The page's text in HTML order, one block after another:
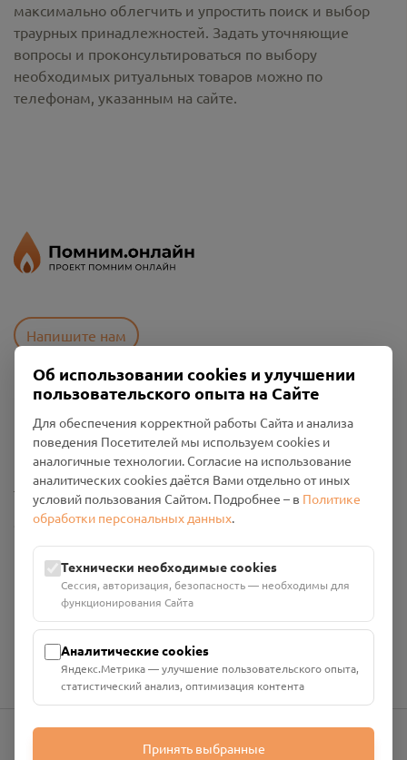
максимально облегчить и упростить поиск и выбор
траурных принадлежностей. Задать уточняющие
вопросы и проконсультироваться по выбору
необходимых ритуальных товаров можно по
телефонам, указанным на сайте.
Напишите нам
Политика конфиденциальности
Промо-материалы
Настройки cookies
Общество с ограниченной ответственностью «Смоленский
Проект Помним»
ИНН: 6700029207 ОГРН: 1256700001986
Юридический адрес: 216790, Смоленская область, р-н
Руднянский, г. Рудня, улица Западная, д. 26А, пом. 18
Номер счёта: 40702810901130004287 в АО "АЛЬФА-БАНК"
Об использовании cookies и улучшении
пользовательского опыта на Сайте
Для обеспечения корректной работы Сайта и анализа
поведения Посетителей мы используем cookies и
аналогичные технологии. Согласие на использование
аналитических cookies даётся Вами отдельно от иных
условий пользования Сайтом. Подробнее – в Политике
обработки персональных данных.
Технически необходимые cookies
Сессия, авторизация, безопасность — необходимы для
функционирования Сайта
Аналитические cookies
Яндекс.Метрика — улучшение пользовательского опыта,
статистический анализ, оптимизация контента
Принять выбранные